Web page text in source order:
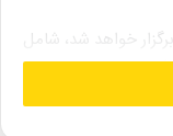
این جشنواره که در روزهای ۱۱ تا ۱۳ آذرماه ۱۴۰۴ برگزار خواهد شد، شامل
است و میزبان
هدف از برگزاری